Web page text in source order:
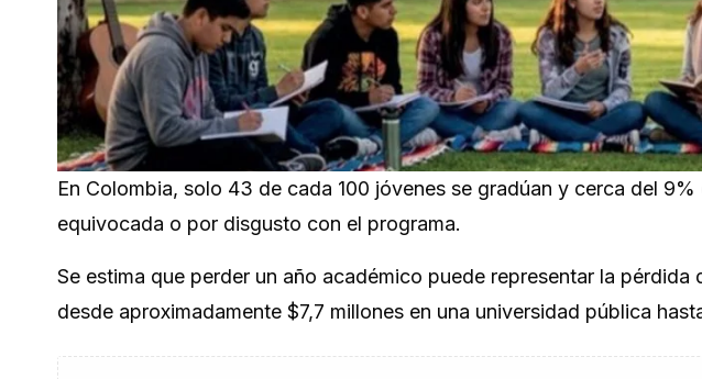
En Colombia, solo 43 de cada 100 jóvenes se gradúan y cerca del
equivocada o por disgusto con el programa.
Se estima que perder un año académico puede representar la
desde aproximadamente $7,7 millones en una universidad pública